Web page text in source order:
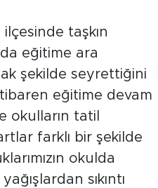
ilçesinde taşkın
eğitime ara
şekilde seyrettiğini
eğitime devam
okulların tatil
farklı bir şekilde
okulda
sıkıntı